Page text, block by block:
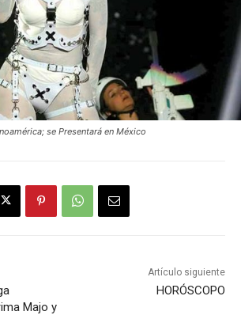
se Presentará en México
Majo y
Artículo siguiente
HORÓSCOPO